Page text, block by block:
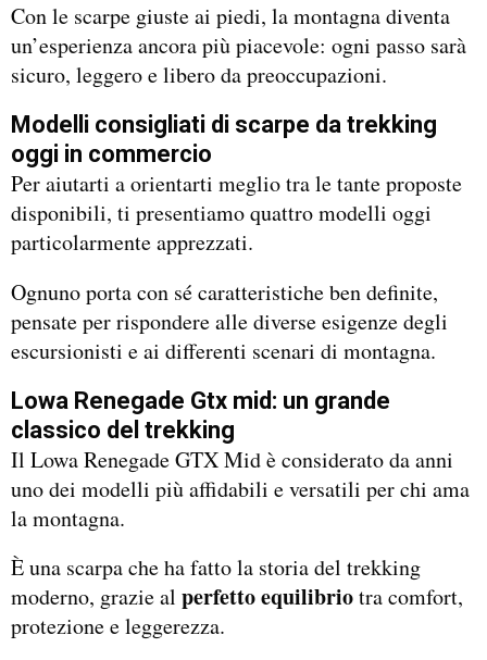
Con le scarpe giuste ai piedi, la montagna diventa
un’esperienza ancora più piacevole: ogni passo sarà
sicuro, leggero e libero da preoccupazioni.
Modelli consigliati di scarpe da trekking
oggi in commercio
Per aiutarti a orientarti meglio tra le tante proposte
disponibili, ti presentiamo quattro modelli oggi
particolarmente apprezzati.
Ognuno porta con sé caratteristiche ben definite,
pensate per rispondere alle diverse esigenze degli
escursionisti e ai differenti scenari di montagna.
Lowa Renegade Gtx mid: un grande
classico del trekking
Il Lowa Renegade GTX Mid è considerato da anni
uno dei modelli più affidabili e versatili per chi ama
la montagna.
È una scarpa che ha fatto la storia del trekking
moderno, grazie al perfetto equilibriotra comfort,
protezione e leggerezza.